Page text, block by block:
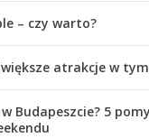
– czy warto?
atrakcje w
Budapeszcie? 5